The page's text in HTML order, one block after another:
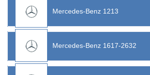
Mercedes-Benz 1213
Mercedes-Benz 1617-2632